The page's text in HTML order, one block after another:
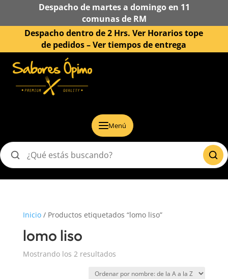
Despacho de martes a domingo en 11
comunas de RM
Despacho dentro de 2 Hrs. Ver Horarios tope
de pedidos –Ver tiempos de entrega
Menú
Buscar
Inicio/ Productos etiquetados “lomo liso”
lomo liso
Mostrando los 2 resultados